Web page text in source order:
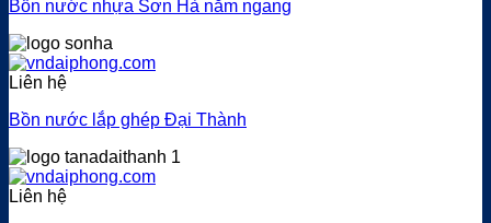
Bồn nước nhựa Sơn Hà nằm ngang
Liên hệ
Bồn nước lắp ghép Đại Thành
Liên hệ